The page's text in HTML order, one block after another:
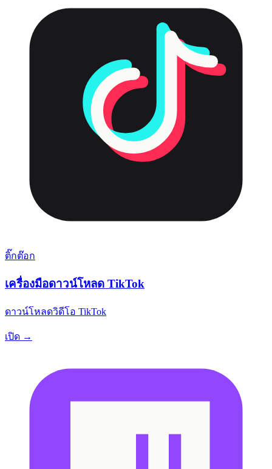
ติ๊กต๊อก
เครื่องมือดาวน์โหลด TikTok
ดาวน์โหลดวิดีโอ TikTok
เปิด →